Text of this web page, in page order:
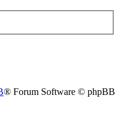
® Forum Software © phpBB